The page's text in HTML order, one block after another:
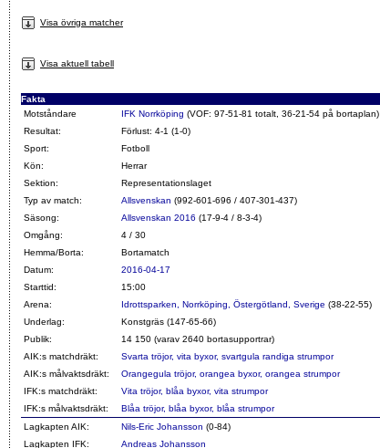
Visa övriga matcher
Visa aktuell tabell
Fakta
Motståndare
IFK Norrköping (VOF: 97-51-81 totalt, 36-21-54 på bortaplan)
Resultat:
Förlust: 4-1 (1-0)
Sport:
Fotboll
Kön:
Herrar
Sektion:
Representationslaget
Typ av match:
Allsvenskan (992-601-696 / 407-301-437)
Säsong:
Allsvenskan 2016 (17-9-4 / 8-3-4)
Omgång:
4 / 30
Hemma/Borta:
Bortamatch
Datum:
2016-04-17
Starttid:
15:00
Arena:
Idrottsparken, Norrköping, Östergötland, Sverige (38-22-55)
Underlag:
Konstgräs (147-65-66)
Publik:
14 150 (varav 2640 bortasupportrar)
AIK:s matchdräkt:
Svarta tröjor, vita byxor, svartgula randiga strumpor
AIK:s målvaktsdräkt:
Orangegula tröjor, orangea byxor, orangea strumpor
IFK:s matchdräkt:
Vita tröjor, blåa byxor, vita strumpor
IFK:s målvaktsdräkt:
Blåa tröjor, blåa byxor, blåa strumpor
Lagkapten AIK:
Nils-Eric Johansson (0-84)
Lagkapten IFK:
Andreas Johansson